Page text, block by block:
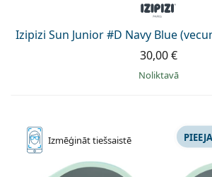
Izipizi Sun Junior #D Navy Blue
30,00 €
Noliktavā
Izmēģināttiešsaistē